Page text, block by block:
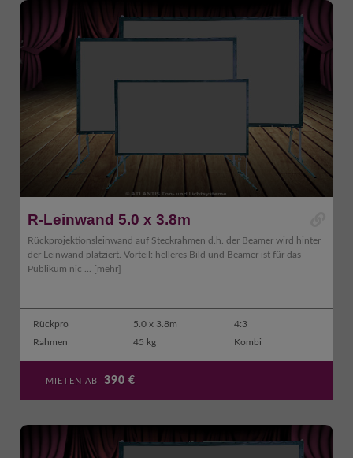
R-Leinwand 5.0 x 3.8m
Rückprojektionsleinwand auf Steckrahmen d.h. der Beamer wird hinter
der Leinwand platziert. Vorteil: helleres Bild und Beamer ist für das
Publikum nic ...
[mehr]
Rückpro 5.0 x 3.8m
4:3
Rahmen
45 kg Kombi
MIETEN AB 390 €